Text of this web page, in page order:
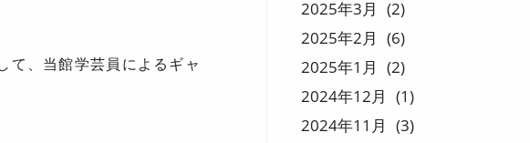
、当館学芸員によるギャ
2025
3
2
2025
2
6
2025
1
2
2024
12
1
2024
11
3